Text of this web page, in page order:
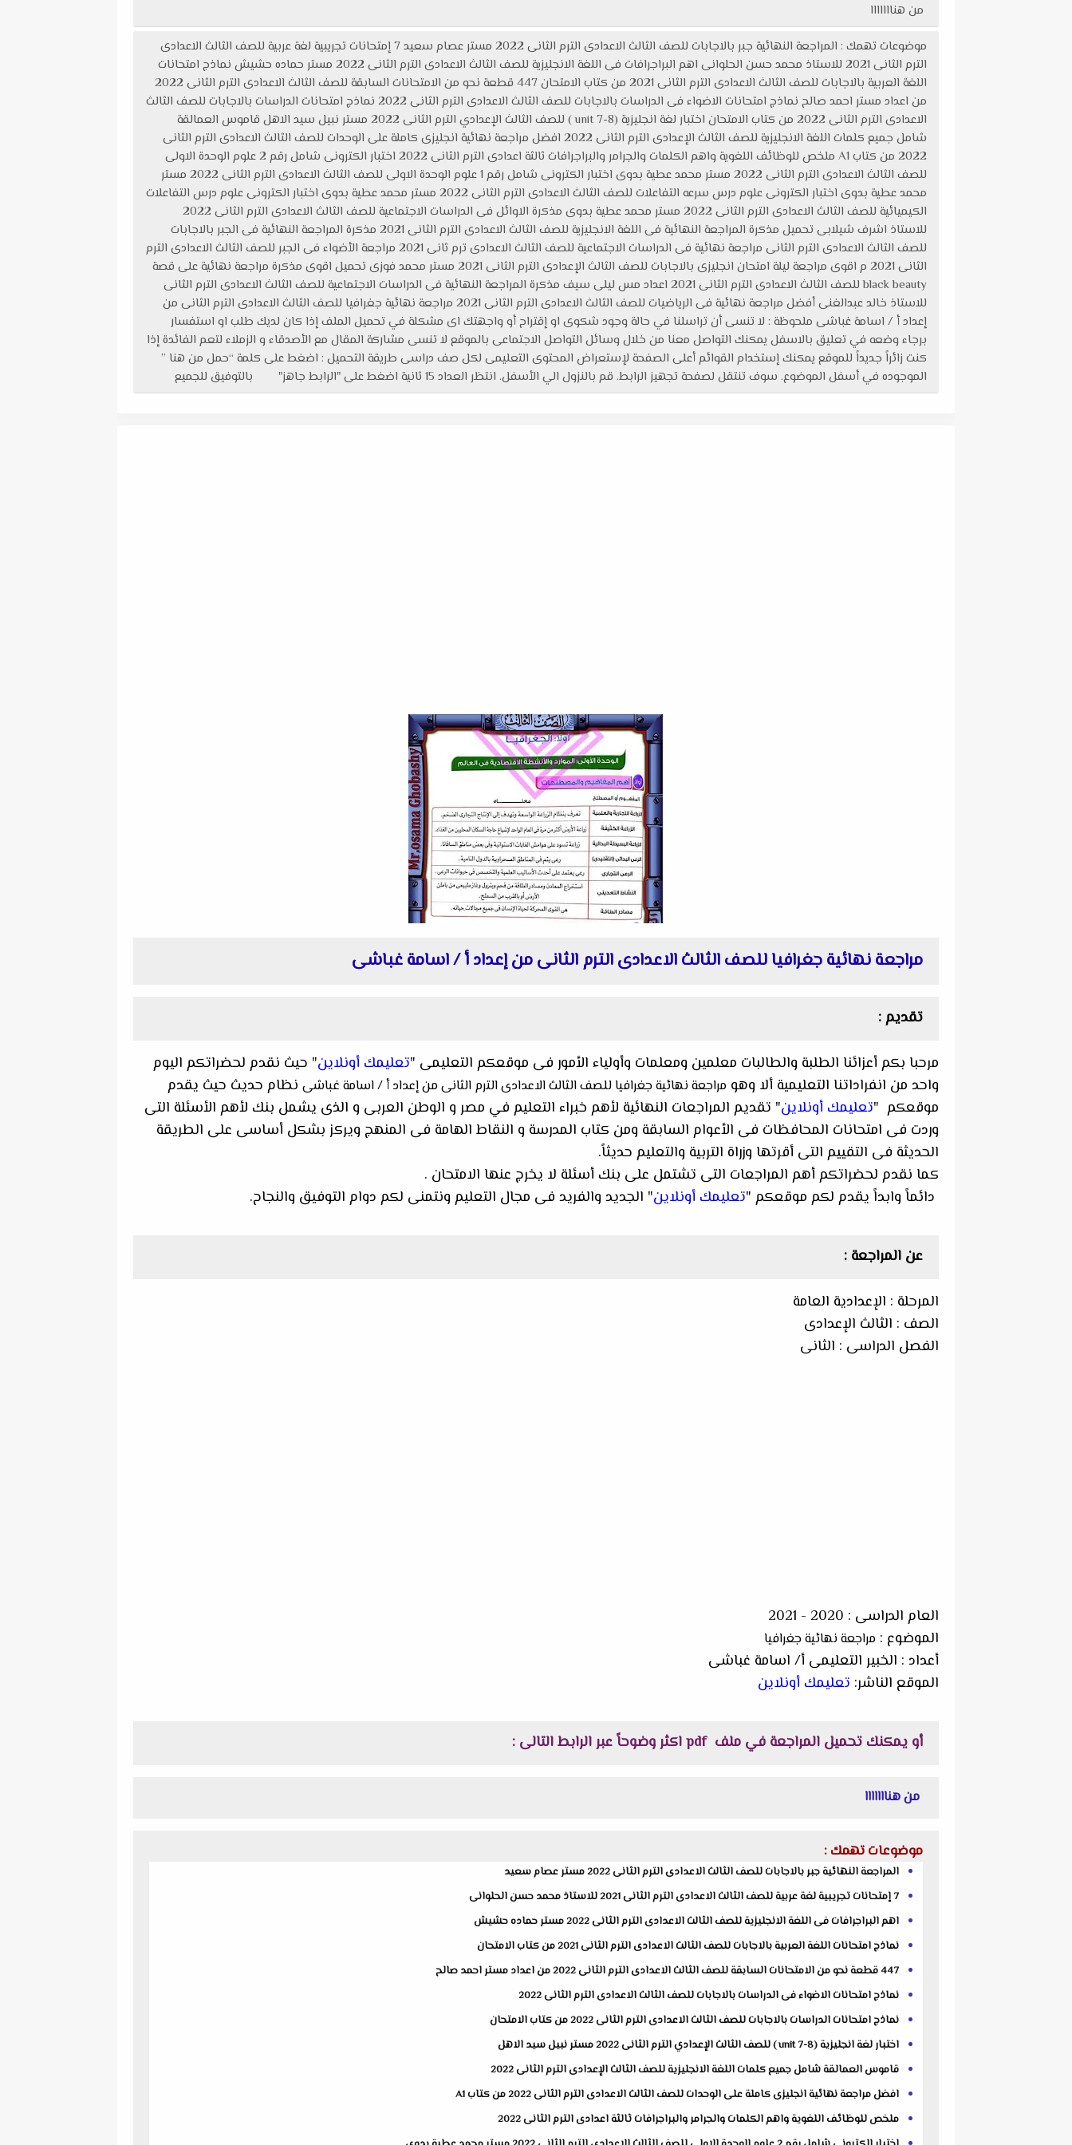
من هنااااااا
موضوعات تهمك : المراجعة النهائية جبر بالاجابات للصف الثالث الاعدادى الترم الثانى 2022 مستر عصام سعيد 7 إمتحانات تجريبية لغة عربية للصف الثالث الاعدادى
الترم الثانى 2021 للاستاذ محمد حسن الحلوانى اهم البراجرافات فى اللغة الانجليزية للصف الثالث الاعدادى الترم الثانى 2022 مستر حماده حشيش نماذج امتحانات
اللغة العربية بالاجابات للصف الثالث الاعدادى الترم الثانى 2021 من كتاب الامتحان 447 قطعة نحو من الامتحانات السابقة للصف الثالث الاعدادى الترم الثانى 2022
من اعداد مستر احمد صالح نماذج امتحانات الاضواء فى الدراسات بالاجابات للصف الثالث الاعدادى الترم الثانى 2022 نماذج امتحانات الدراسات بالاجابات للصف الثالث
الاعدادى الترم الثانى 2022 من كتاب الامتحان اختبار لغة انجليزية (unit 7-8 ) للصف الثالث الإعدادي الترم الثانى 2022 مستر نبيل سيد الاهل قاموس العمالقة
شامل جميع كلمات اللغة الانجليزية للصف الثالث الإعدادى الترم الثانى 2022 افضل مراجعة نهائية انجليزى كاملة على الوحدات للصف الثالث الاعدادى الترم الثانى
2022 من كتاب A1 ملخص للوظائف اللغوية واهم الكلمات والجرامر والبراجرافات ثالثة اعدادى الترم الثانى 2022 اختبار الكترونى شامل رقم 2 علوم الوحدة الاولى
للصف الثالث الاعدادى الترم الثانى 2022 مستر محمد عطية بدوى اختبار الكترونى شامل رقم 1 علوم الوحدة الاولى للصف الثالث الاعدادى الترم الثانى 2022 مستر
محمد عطية بدوى اختبار الكترونى علوم درس سرعه التفاعلات للصف الثالث الاعدادى الترم الثانى 2022 مستر محمد عطية بدوى اختبار الكترونى علوم درس التفاعلات
الكيميائية للصف الثالث الاعدادى الترم الثانى 2022 مستر محمد عطية بدوى مذكرة الاوائل فى الدراسات الاجتماعية للصف الثالث الاعدادى الترم الثانى 2022
للاستاذ اشرف شيلابى تحميل مذكرة المراجعة النهائية فى اللغة الانجليزية للصف الثالث الاعدادى الترم الثانى 2021 مذكرة المراجعة النهائية فى الجبر بالاجابات
للصف الثالث الاعدادى الترم الثانى مراجعة نهائية فى الدراسات الاجتماعية للصف الثالث الاعدادى ترم ثانى 2021 مراجعة الأضواء فى الجبر للصف الثالث الاعدادى الترم
الثانى 2021 م اقوى مراجعة ليلة امتحان انجليزى بالاجابات للصف الثالث الإعدادى الترم الثانى 2021 مستر محمد فوزى تحميل اقوى مذكرة مراجعة نهائية على قصة
black beauty للصف الثالث الاعدادى الترم الثانى 2021 اعداد مس ليلى سيف مذكرة المراجعة النهائية فى الدراسات الاجتماعية للصف الثالث الاعدادى الترم الثانى
للاستاذ خالد عبدالغنى أفضل مراجعة نهائية فى الرياضيات للصف الثالث الاعدادى الترم الثانى 2021 مراجعة نهائية جغرافيا للصف الثالث الاعدادى الترم الثانى من
إعداد أ / اسامة غباشى ملحوظة : لا تنسى أن تراسلنا في حالة وجود شكوى او إقتراح أو واجهتك اى مشكلة في تحميل الملف إذا كان لديك طلب او استفسار
برجاء وضعه في تعليق بالاسفل يمكنك التواصل معنا من خلال وسائل التواصل الاجتماعى بالموقع لا تنسى مشاركة المقال مع الأصدقاء و الزملاء لتعم الفائدة إذا
كنت زائراً جديداً للموقع يمكنك إستخدام القوائم أعلى الصفحة لإستعراض المحتوى التعليمى لكل صف دراسى طريقة التحميل : اضغط على كلمة “حمل من هنا ”
الموجوده في أسفل الموضوع. سوف تنتقل لصفحة تجهيز الرابط. قم بالنزول الي الأسفل. انتظر العداد 15 ثانية اضغط على "الرابط جاهز" بالتوفيق للجميع
مراجعة نهائية جغرافيا للصف الثالث الاعدادى الترم الثانى من إعداد أ / اسامة غباشى
تقديم :
مرحبا بكم أعزائنا الطلبة والطالبات معلمين ومعلمات وأولياء الأمور فى موقعكم التعليمى "تعليمك أونلاين" حيث نقدم لحضراتكم اليوم
واحد من انفراداتنا التعليمية ألا وهو مراجعة نهائية جغرافيا للصف الثالث الاعدادى الترم الثانى من إعداد أ / اسامة غباشى نظام حديث حيث يقدم
موقعكم "تعليمك أونلاين" تقديم المراجعات النهائية لأهم خبراء التعليم في مصر و الوطن العربى و الذى يشمل بنك لأهم الأسئلة التى
وردت فى امتحانات المحافظات فى الأعوام السابقة ومن كتاب المدرسة و النقاط الهامة فى المنهج ويركز بشكل أساسى على الطريقة
الحديثة فى التقييم التى أقرتها وزراة التربية والتعليم حديثاً.
كما نقدم لحضراتكم أهم المراجعات التى تشتمل على بنك أسئلة لا يخرج عنها الامتحان .
دائماً وابداً يقدم لكم موقعكم "تعليمك أونلاين" الجديد والفريد فى مجال التعليم ونتمنى لكم دوام التوفيق والنجاح.
عن المراجعة :
المرحلة : الإعدادية العامة
الصف : الثالث الإعدادى
الفصل الدراسى : الثانى
العام الدراسى : 2020 - 2021
الموضوع : مراجعة نهائية جغرافيا
أعداد : الخبير التعليمى أ/ اسامة غباشى
الموقع الناشر: تعليمك أونلاين
أو يمكنك تحميل المراجعة في ملف pdfاكثر وضوحاًعبر الرابط التالى :
من هنااااااا
موضوعات تهمك :
المراجعة النهائية جبر بالاجابات للصف الثالث الاعدادى الترم الثانى 2022 مستر عصام سعيد
7 إمتحانات تجريبية لغة عربية للصف الثالث الاعدادى الترم الثانى 2021 للاستاذ محمد حسن الحلوانى
اهم البراجرافات فى اللغة الانجليزية للصف الثالث الاعدادى الترم الثانى 2022 مستر حماده حشيش
نماذج امتحانات اللغة العربية بالاجابات للصف الثالث الاعدادى الترم الثانى 2021 من كتاب الامتحان
447 قطعة نحو من الامتحانات السابقة للصف الثالث الاعدادى الترم الثانى 2022 من اعداد مستر احمد صالح
نماذج امتحانات الاضواء فى الدراسات بالاجابات للصف الثالث الاعدادى الترم الثانى 2022
نماذج امتحانات الدراسات بالاجابات للصف الثالث الاعدادى الترم الثانى 2022 من كتاب الامتحان
اختبار لغة انجليزية (unit 7-8 ) للصف الثالث الإعدادي الترم الثانى 2022 مستر نبيل سيد الاهل
قاموس العمالقة شامل جميع كلمات اللغة الانجليزية للصف الثالث الإعدادى الترم الثانى 2022
افضل مراجعة نهائية انجليزى كاملة على الوحدات للصف الثالث الاعدادى الترم الثانى 2022 من كتاب A1
ملخص للوظائف اللغوية واهم الكلمات والجرامر والبراجرافات ثالثة اعدادى الترم الثانى 2022